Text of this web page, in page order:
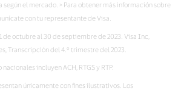
el mercado. > Para obtener más información sobre
con tu representante de Visa.
de octubre al 30 de septiembre de 2023. Visa Inc,
Transcripción del 4.º trimestre del 2023.
incluyen ACH, RTGS y RTP.
únicamente con fines ilustrativos. Los